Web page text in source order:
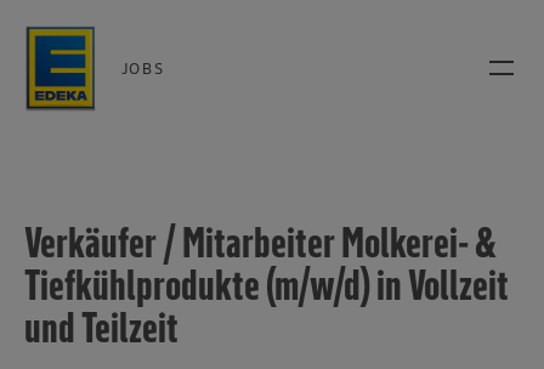
JOBS
Verkäufer / Mitarbeiter Molkerei- &
Tiefkühlprodukte (m/w/d) in Vollzeit
und Teilzeit